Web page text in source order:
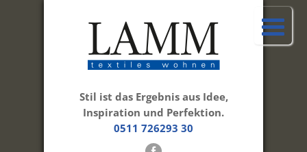
Stil ist das Ergebnis aus Idee,
Inspiration und Perfektion.
0511 726293 30